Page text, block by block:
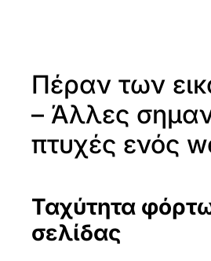
Πέραν των
– Άλλες
πτυχές ενός
Ταχύτητα
σελίδας